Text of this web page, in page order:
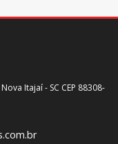
Itajaí - SC CEP 88308-